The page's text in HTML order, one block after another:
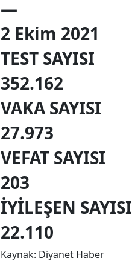
—
2 Ekim 2021
TEST SAYISI
352.162
VAKA SAYISI
27.973
VEFAT SAYISI
203
İYİLEŞEN SAYISI
22.110
Kaynak: Diyanet Haber